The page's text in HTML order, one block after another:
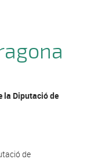
la Diputació de
de